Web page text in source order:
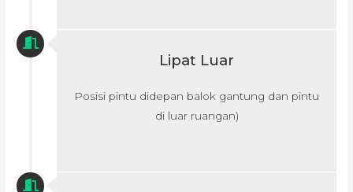
Lipat Luar
Posisi pintu didepan balok gantung dan pintu
di luar ruangan)